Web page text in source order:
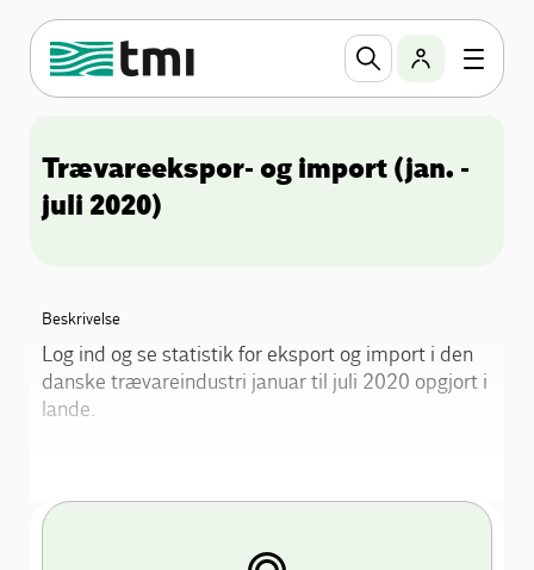
Trævareekspor- og import (jan. -
juli 2020)
Beskrivelse
Log ind og se statistik for eksport og import i den
danske trævareindustri januar til juli 2020 opgjort i
lande.